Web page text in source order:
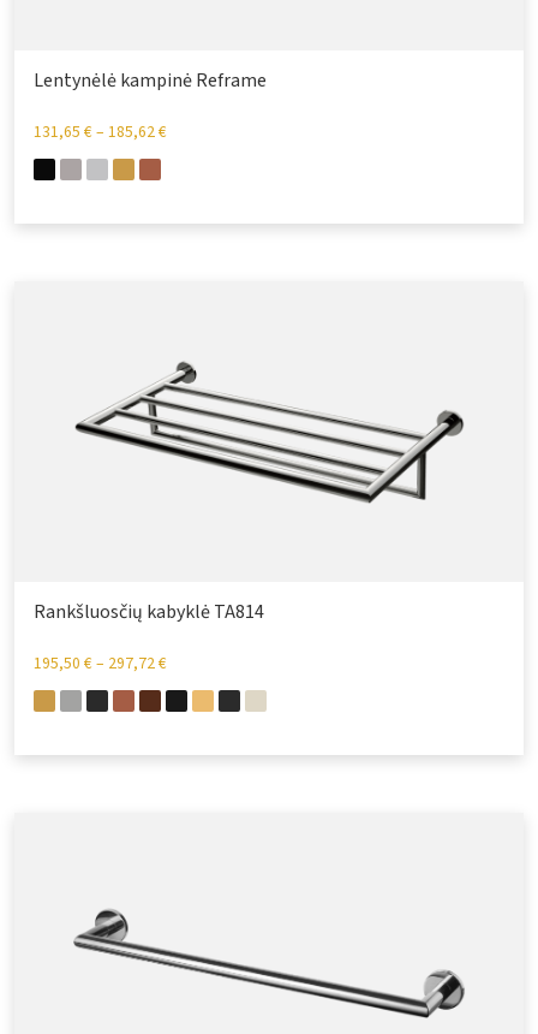
Lentynėlė kampinė Reframe
131,65 €– 185,62€
Rankšluosčių kabyklė TA814
195,50 €– 297,72€